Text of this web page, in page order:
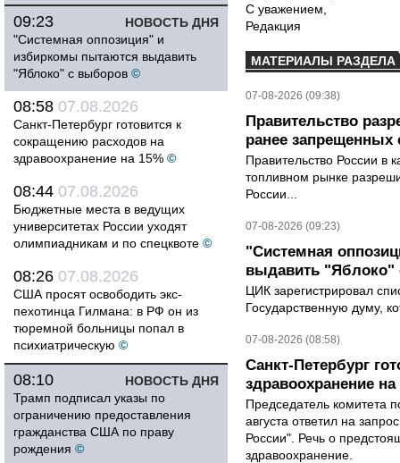
НОВОСТЬ ДНЯ
09:23
"Системная оппозиция" и
избиркомы пытаются выдавить
"Яблоко" с выборов ©
08:58 07.08.2026
Санкт-Петербург готовится к
сокращению расходов на
здравоохранение на 15% ©
08:44 07.08.2026
Бюджетные места в ведущих
университетах России уходят
олимпиадникам и по спецквоте ©
08:26 07.08.2026
США просят освободить экс-
пехотинца Гилмана: в РФ он из
тюремной больницы попал в
психиатрическую ©
НОВОСТЬ ДНЯ
08:10
Трамп подписал указы по
ограничению предоставления
гражданства США по праву
рождения ©
С уважением,
Редакция
МАТЕРИАЛЫ РАЗДЕЛА
07-08-2026 (09:38)
Правительство
ранее запрещенных
Правительство России в
топливном рынке
России...
07-08-2026 (09:23)
"Системная
выдавить "Яблоко"
ЦИК зарегистрировал
Государственную думу,
07-08-2026 (08:58)
Санкт-Петербург
здравоохранение на
Председатель комитета
августа ответил на
России". Речь о
здравоохранение.